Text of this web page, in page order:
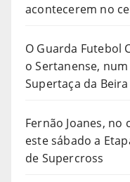
acontecerem no
O Guarda Futebol
o Sertanense,
Supertaça da
Fernão Joanes,
este sábado a
de Supercross